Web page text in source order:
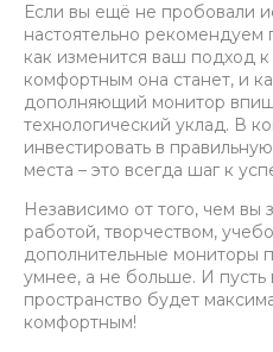
Если вы ещё не пробовали
настоятельно рекомендуем
как изменится ваш подход
комфортным она станет, и
дополняющий монитор
технологический уклад. В
инвестировать в
места – это всегда шаг к
Независимо от того, чем вы
работой, творчеством,
дополнительные мониторы
умнее, а не больше. И
пространство будет
комфортным!